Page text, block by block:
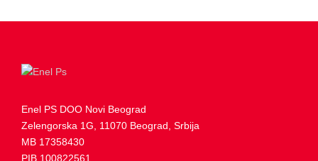
Enel PS DOO Novi Beograd
Zelengorska 1G, 11070 Beograd, Srbija
MB 17358430
PIB 100822561